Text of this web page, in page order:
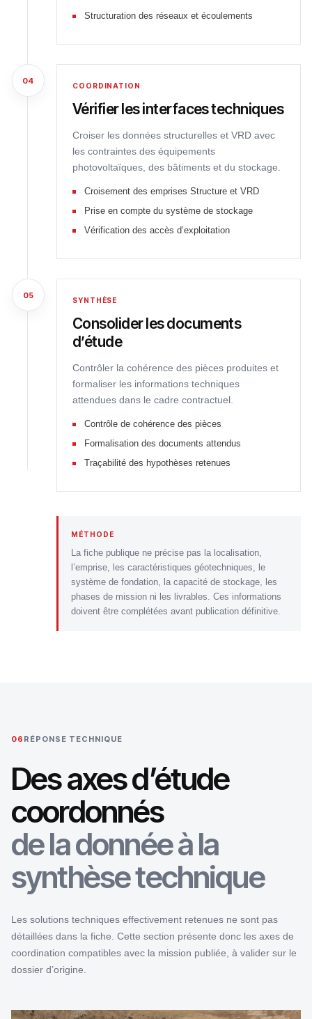
Structuration des réseaux et écoulements
04
COORDINATION
Vérifier les interfaces techniques
Croiser les données structurelles et VRD avec
les contraintes des équipements
photovoltaïques, des bâtiments et du stockage.
Croisement des emprises Structure et VRD
Prise en compte du système de stockage
Vérification des accès d’exploitation
05
SYNTHÈSE
Consolider les documents
d’étude
Contrôler la cohérence des pièces produites et
formaliser les informations techniques
attendues dans le cadre contractuel.
Contrôle de cohérence des pièces
Formalisation des documents attendus
Traçabilité des hypothèses retenues
MÉTHODE
La fiche publique ne précise pas la localisation,
l’emprise, les caractéristiques géotechniques, le
système de fondation, la capacité de stockage, les
phases de mission ni les livrables. Ces informations
doivent être complétées avant publication définitive.
06 RÉPONSE TECHNIQUE
Des axes d’étude
coordonnés
de la donnée à la
synthèse technique
Les solutions techniques effectivement retenues ne sont pas
détaillées dans la fiche. Cette section présente donc les axes de
coordination compatibles avec la mission publiée, à valider sur le
dossier d’origine.